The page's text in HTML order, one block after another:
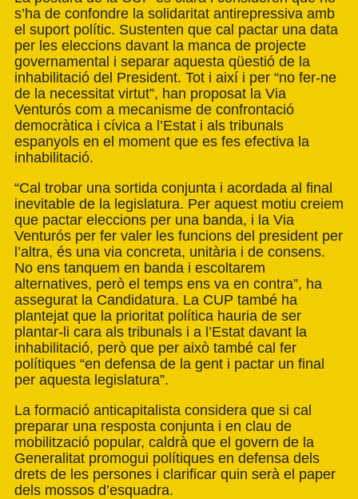
s’ha de confondre la solidaritat antirepressiva amb
el suport polític. Sustenten que cal pactar una data
per les eleccions davant la manca de projecte
governamental i separar aquesta qüestió de la
inhabilitació del President. Tot i així i per “no fer-ne
de la necessitat virtut”, han proposat la Via
Venturós com a mecanisme de confrontació
democràtica i cívica a l’Estat i als tribunals
espanyols en el moment que es fes efectiva la
inhabilitació.
“Cal trobar una sortida conjunta i acordada al final
inevitable de la legislatura. Per aquest motiu creiem
que pactar eleccions per una banda, i la Via
Venturós per fer valer les funcions del president per
l’altra, és una via concreta, unitària i de consens.
No ens tanquem en banda i escoltarem
alternatives, però el temps ens va en contra”, ha
assegurat la Candidatura. La CUP també ha
plantejat que la prioritat política hauria de ser
plantar-li cara als tribunals i a l’Estat davant la
inhabilitació, però que per això també cal fer
polítiques “en defensa de la gent i pactar un final
per aquesta legislatura”.
La formació anticapitalista considera que si cal
preparar una resposta conjunta i en clau de
mobilització popular, caldrà que el govern de la
Generalitat promogui polítiques en defensa dels
drets de les persones i clarificar quin serà el paper
dels mossos d’esquadra.